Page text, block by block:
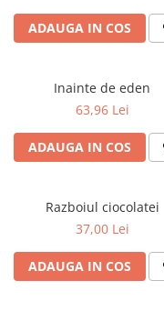
Umor
Adezivi si benzi adezive
Articole Birotica
Accesorii Arhivare
Calculator
Instrumente de scris
Organizare si Arhivare
Seturi birotica
Articole scolare
ADAUGA IN COS
Inainte de eden
63,96 Lei
ADAUGA IN COS
Razboiul ciocolatei
37,00 Lei
ADAUGA IN COS